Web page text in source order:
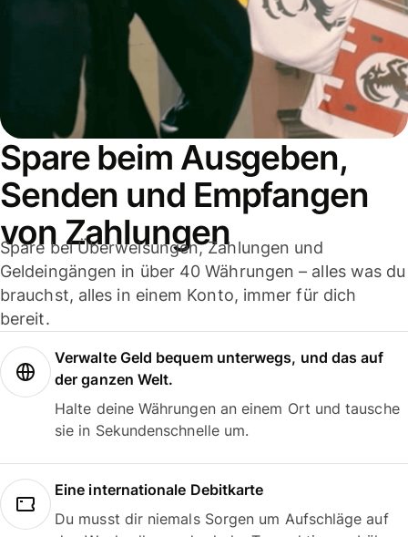
Spare beim Ausgeben,
Senden und Empfangen
von Zahlungen
Spare bei Überweisungen, Zahlungen und
Geldeingängen in über 40 Währungen – alles was du
brauchst, alles in einem Konto, immer für dich
bereit.
Verwalte Geld bequem unterwegs, und das auf
der ganzen Welt.
Halte deine Währungen an einem Ort und tausche
sie in Sekundenschnelle um.
Eine internationale Debitkarte
Du musst dir niemals Sorgen um Aufschläge auf